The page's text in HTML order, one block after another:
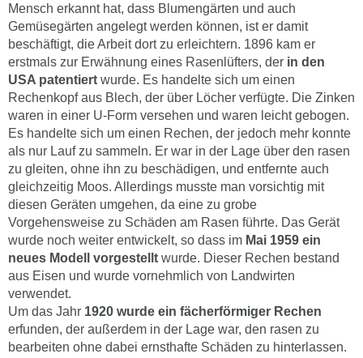
Mensch erkannt hat, dass Blumengärten und auch
Gemüsegärten angelegt werden können, ist er damit
beschäftigt, die Arbeit dort zu erleichtern. 1896 kam er
erstmals zur Erwähnung eines Rasenlüfters, der in den
USA patentiert wurde. Es handelte sich um einen
Rechenkopf aus Blech, der über Löcher verfügte. Die Zinken
waren in einer U-Form versehen und waren leicht gebogen.
Es handelte sich um einen Rechen, der jedoch mehr konnte
als nur Lauf zu sammeln. Er war in der Lage über den rasen
zu gleiten, ohne ihn zu beschädigen, und entfernte auch
gleichzeitig Moos. Allerdings musste man vorsichtig mit
diesen Geräten umgehen, da eine zu grobe
Vorgehensweise zu Schäden am Rasen führte. Das Gerät
wurde noch weiter entwickelt, so dass im Mai 1959 ein
neues Modell vorgestellt wurde. Dieser Rechen bestand
aus Eisen und wurde vornehmlich von Landwirten
verwendet.
Um das Jahr 1920 wurde ein fächerförmiger Rechen
erfunden, der außerdem in der Lage war, den rasen zu
bearbeiten ohne dabei ernsthafte Schäden zu hinterlassen.